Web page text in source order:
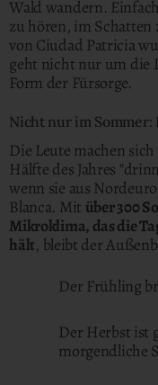
Wald wandern.
zu hören, im Schatten
von Ciudad Patricia
geht nicht nur um die
Form der Fürsorge.
Nicht nur im Sommer:
Die Leute machen
Hälfte des Jahres
wenn sie aus
Blanca. Mit über 300
Mikroklima, das die
hält, bleibt der
Der Frühling
Der Herbst ist
morgendliche